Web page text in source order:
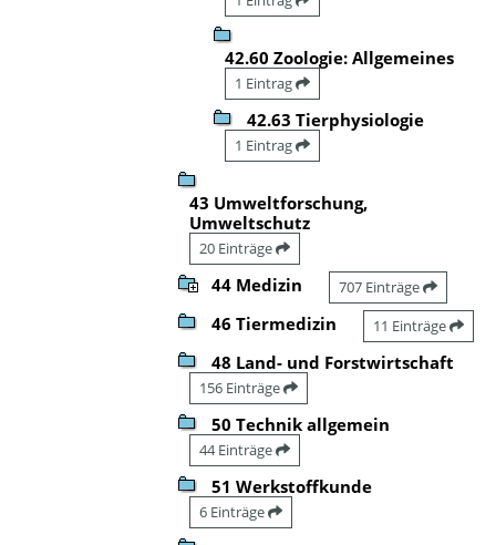
42.60 Zoologie: Allgemeines
1 Eintrag
42.63 Tierphysiologie
1 Eintrag
43 Umweltforschung,
Umweltschutz
20 Einträge
44 Medizin 707 Einträge
46 Tiermedizin 11 Einträge
48 Land- und Forstwirtschaft
156 Einträge
50 Technik allgemein
44 Einträge
51 Werkstoffkunde
6 Einträge